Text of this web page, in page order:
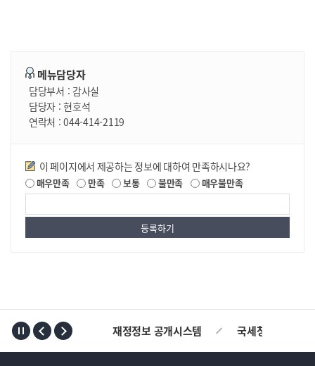
메뉴담당자
담당부서 : 감사실
담당자 :현호석
연락처 :044-414-2119
만족도조사
이 페이지에서 제공하는 정보에 대하여 만족하시나요?
매우만족 만족 보통 불만족 매우불만족
재정정보 공개시스템 국세청